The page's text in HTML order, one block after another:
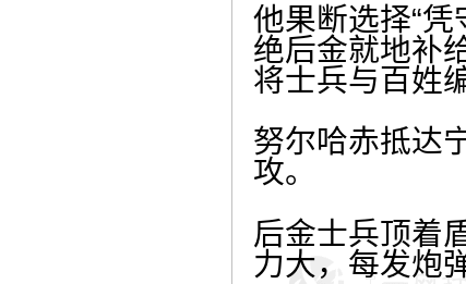
他果断选择“
绝后金就地补
将士兵与百姓
努尔哈赤抵达
攻。
后金士兵顶着
力大，每发炮